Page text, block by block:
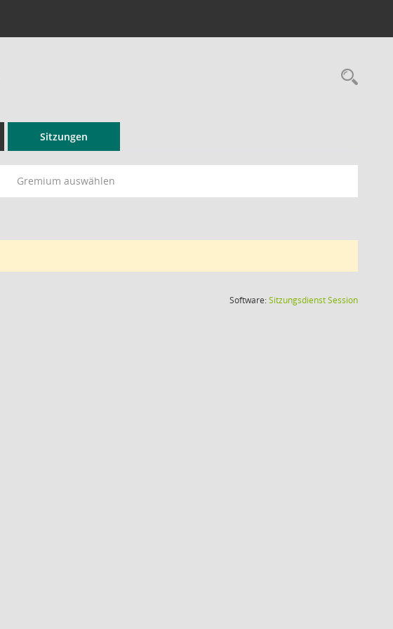
Sitzungen
Gremium auswählen
Software:SitzungsdienstSession(Wird in